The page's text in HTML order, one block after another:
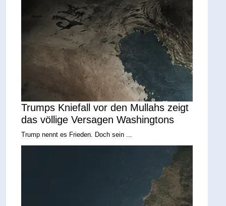
Trumps Kniefall vor den Mullahs zeigt
das völlige Versagen Washingtons
Trump nennt es Frieden. Doch sein ...